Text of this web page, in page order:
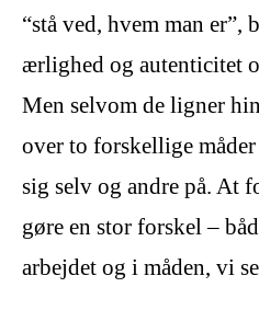
“stå ved, hvem man er”,
ærlighed og autenticitet
Men selvom de ligner
over to forskellige
sig selv og andre på. At
gøre en stor forskel –
arbejdet og i måden, vi